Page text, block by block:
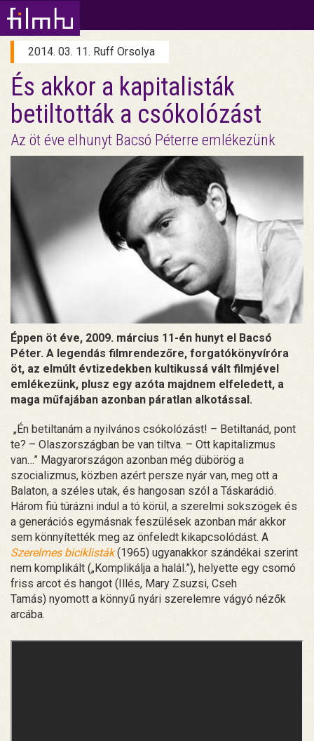
2014. 03. 11. Ruff Orsolya
És akkor a kapitalisták
betiltották a csókolózást
Az öt éve elhunyt Bacsó Péterre emlékezünk
Éppen öt éve, 2009. március 11-én hunyt el Bacsó
Péter. A legendás filmrendezőre, forgatókönyvíróra
öt, az elmúlt évtizedekben kultikussá vált filmjével
emlékezünk, plusz egy azóta majdnem elfeledett, a
maga műfajában azonban páratlan alkotással.
„Én betiltanám a nyilvános csókolózást! – Betiltanád, pont
te? – Olaszországban be van tiltva. – Ott kapitalizmus
van…” Magyarországon azonban még dübörög a
szocializmus, közben azért persze nyár van, meg ott a
Balaton, a széles utak, és hangosan szól a Táskarádió.
Három fiú túrázni indul a tó körül, a szerelmi sokszögek és
a generációs egymásnak feszülések azonban már akkor
sem könnyítették meg az önfeledt kikapcsolódást. A
Szerelmes biciklisták (1965) ugyanakkor szándékai szerint
nem komplikált („Komplikálja a halál.”), helyette egy csomó
friss arcot és hangot (Illés, Mary Zsuzsi, Cseh
Tamás) nyomott a könnyű nyári szerelemre vágyó nézők
arcába.